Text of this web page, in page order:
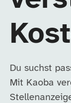
Du suchst
Mit Kaoba